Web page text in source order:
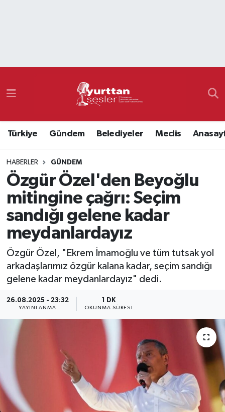
Türkiye Gündem Belediyeler Meclis
HABERLER GÜNDEM
Özgür Özel'den Beyoğlu
mitingine çağrı: Seçim
sandığı gelene kadar
meydanlardayız
Özgür Özel, "Ekrem İmamoğlu ve tüm tutsak yol
arkadaşlarımız özgür kalana kadar, seçim sandığı
gelene kadar meydanlardayız" dedi.
26.08.2025 - 23:32
YAYINLANMA
1 DK
OKUNMA SÜRESI
Namaz Vakitleri
Süper Lig Puan Durumu ve Fikstür
Tüm Manşetler
Son Dakika Haberleri
Haber Arşivi